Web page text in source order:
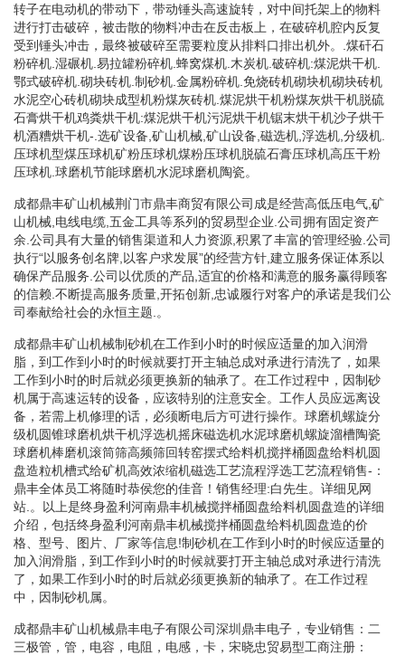
转子在电动机的带动下，带动锤头高速旋转，对中间托架上的物料
进行打击破碎，被击散的物料冲击在反击板上，在破碎机腔内反复
受到锤头冲击，最终被破碎至需要粒度从排料口排出机外。.煤矸石
粉碎机.湿碾机.易拉罐粉碎机.蜂窝煤机.木炭机.破碎机:煤泥烘干机.
鄂式破碎机.砌块砖机.制砂机.金属粉碎机.免烧砖机砌块机砌块砖机
水泥空心砖机砌块成型机粉煤灰砖机.煤泥烘干机粉煤灰烘干机脱硫
石膏烘干机鸡粪烘干机:煤泥烘干机污泥烘干机锯末烘干机沙子烘干
机酒糟烘干机-.选矿设备,矿山机械,矿山设备,磁选机,浮选机,分级机.
压球机型煤压球机矿粉压球机煤粉压球机脱硫石膏压球机高压干粉
压球机.球磨机节能球磨机水泥球磨机陶瓷。
成都鼎丰矿山机械荆门市鼎丰商贸有限公司成是经营高低压电气,矿
山机械,电线电缆,五金工具等系列的贸易型企业.公司拥有固定资产
余.公司具有大量的销售渠道和人力资源,积累了丰富的管理经验.公司
执行“以服务创名牌,以客户求发展”的经营方针,建立服务保证体系以
确保产品服务.公司以优质的产品,适宜的价格和满意的服务赢得顾客
的信赖.不断提高服务质量,开拓创新,忠诚履行对客户的承诺是我们公
司奉献给社会的永恒主题.。
成都鼎丰矿山机械制砂机在工作到小时的时候应适量的加入润滑
脂，到工作到小时的时候就要打开主轴总成对承进行清洗了，如果
工作到小时的时后就必须更换新的轴承了。在工作过程中，因制砂
机属于高速运转的设备，应该特别的注意安全。工作人员应远离设
备，若需上机修理的话，必须断电后方可进行操作。球磨机螺旋分
级机圆锥球磨机烘干机浮选机摇床磁选机水泥球磨机螺旋溜槽陶瓷
球磨机棒磨机滚筒筛高频筛回转窑摆式给料机搅拌桶圆盘给料机圆
盘造粒机槽式给矿机高效浓缩机磁选工艺流程浮选工艺流程销售-：
鼎丰全体员工将随时恭侯您的佳音！销售经理:白先生。详细见网
站.。以上是终身盈利河南鼎丰机械搅拌桶圆盘给料机圆盘造的详细
介绍，包括终身盈利河南鼎丰机械搅拌桶圆盘给料机圆盘造的价
格、型号、图片、厂家等信息!制砂机在工作到小时的时候应适量的
加入润滑脂，到工作到小时的时候就要打开主轴总成对承进行清洗
了，如果工作到小时的时后就必须更换新的轴承了。在工作过程
中，因制砂机属。
成都鼎丰矿山机械鼎丰电子有限公司深圳鼎丰电子，专业销售：二
三极管，管，电容，电阻，电感，卡，宋晓忠贸易型工商注册：